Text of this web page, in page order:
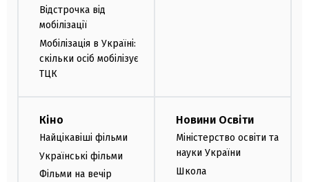
Відстрочка від
мобілізації
Мобілізація в Україні:
скільки осіб мобілізує
ТЦК
Кіно
Найцікавіші фільми
Українські фільми
Фільми на вечір
Новини Освіти
Міністерство освіти та
науки України
Школа